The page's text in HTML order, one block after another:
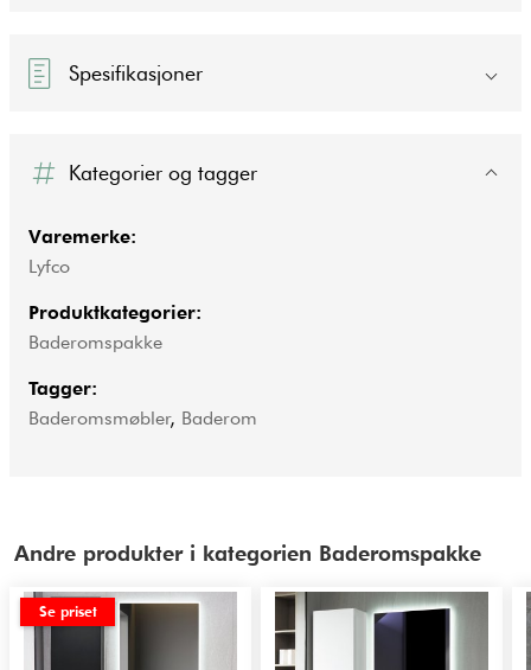
Spesifikasjoner
Kategorier og tagger
Varemerke:
Lyfco
Produktkategorier:
Baderomspakke
Tagger:
Baderomsmøbler, Baderom
Andre produkter i kategorien Baderomspakke
Se priset